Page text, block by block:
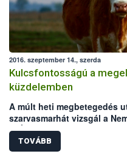
2016. szeptember 14., szerda
Kulcsfontosságú a
küzdelemben
A múlt heti megbetegedés
szarvasmarhát vizsgál a
(NÉBIH) laboratóriuma.
szarvasmarha
állategészségügyi
TOVÁBB